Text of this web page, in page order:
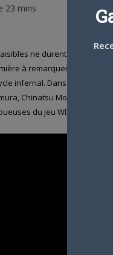
23 mins
ne durent pas bien
à remarquer qu’il y a
infernal. Dans cette
Chinatsu Morishita,
du jeu WIXOSS sont